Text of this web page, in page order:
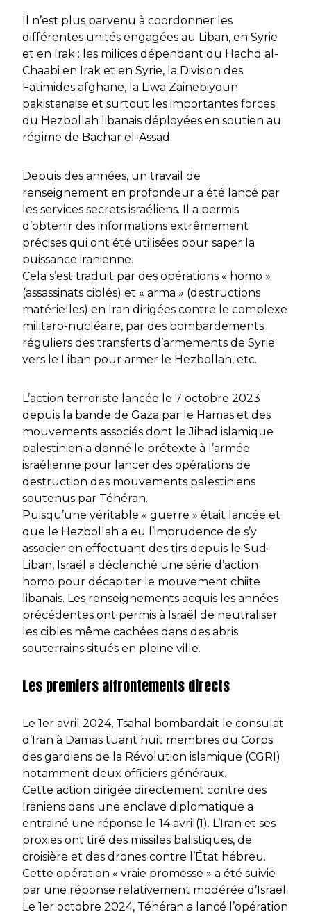
Il n’est plus parvenu à coordonner les
différentes unités engagées au Liban, en Syrie
et en Irak : les milices dépendant du Hachd al-
Chaabi en Irak et en Syrie, la Division des
Fatimides afghane, la Liwa Zainebiyoun
pakistanaise et surtout les importantes forces
du Hezbollah libanais déployées en soutien au
régime de Bachar el-Assad.
Depuis des années, un travail de
renseignement en profondeur a été lancé par
les services secrets israéliens. Il a permis
d’obtenir des informations extrêmement
précises qui ont été utilisées pour saper la
puissance iranienne.
Cela s’est traduit par des opérations « homo »
(assassinats ciblés) et « arma » (destructions
matérielles) en Iran dirigées contre le complexe
militaro-nucléaire, par des bombardements
réguliers des transferts d’armements de Syrie
vers le Liban pour armer le Hezbollah, etc.
L’action terroriste lancée le 7 octobre 2023
depuis la bande de Gaza par le Hamas et des
mouvements associés dont le Jihad islamique
palestinien a donné le prétexte à l’armée
israélienne pour lancer des opérations de
destruction des mouvements palestiniens
soutenus par Téhéran.
Puisqu’une véritable « guerre » était lancée et
que le Hezbollah a eu l’imprudence de s’y
associer en effectuant des tirs depuis le Sud-
Liban, Israël a déclenché une série d’action
homo pour décapiter le mouvement chiite
libanais. Les renseignements acquis les années
précédentes ont permis à Israël de neutraliser
les cibles même cachées dans des abris
souterrains situés en pleine ville.
Les premiers affrontements directs
Le 1er avril 2024, Tsahal bombardait le consulat
d’Iran à Damas tuant huit membres du Corps
des gardiens de la Révolution islamique (CGRI)
notamment deux officiers généraux.
Cette action dirigée directement contre des
Iraniens dans une enclave diplomatique a
entrainé une réponse le 14 avril(1). L’Iran et ses
proxies ont tiré des missiles balistiques, de
croisière et des drones contre l’État hébreu.
Cette opération « vraie promesse » a été suivie
par une réponse relativement modérée d’Israël.
Le 1er octobre 2024, Téhéran a lancé l’opération